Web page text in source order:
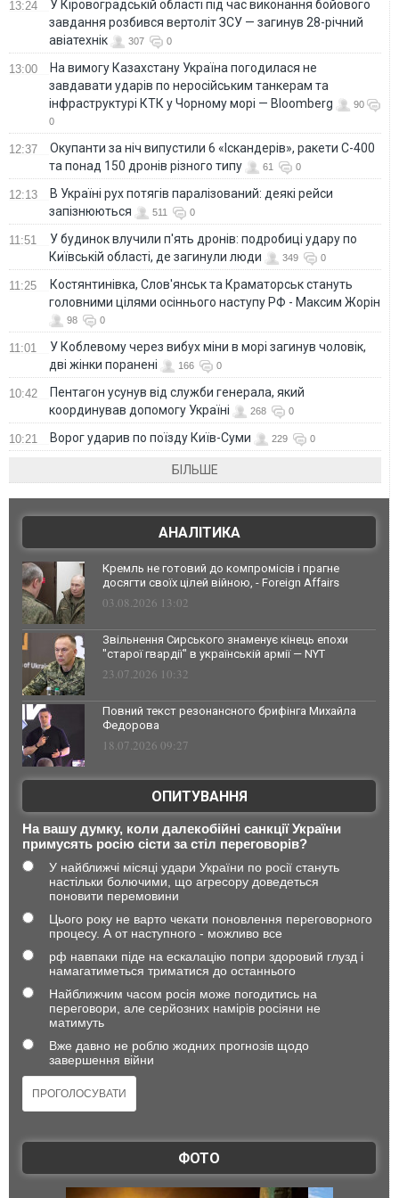
13:24
У Кіровоградській області під час виконання бойового
завдання розбився вертоліт ЗСУ — загинув 28-річний
авіатехнік
307 0
13:00
На вимогу Казахстану Україна погодилася не
завдавати ударів по неросійським танкерам та
інфраструктурі КТК у Чорному морі — Bloomberg
90
0
12:37
Окупанти за ніч випустили 6 «Іскандерів», ракети С-400
та понад 150 дронів різного типу
61 0
12:13
В Україні рух потягів паралізований: деякі рейси
запізнюються
511 0
11:51
У будинок влучили п'ять дронів: подробиці удару по
Київській області, де загинули люди
349 0
11:25
Костянтинівка, Слов'янськ та Краматорськ стануть
головними цілями осіннього наступу РФ - Максим Жорін
98 0
11:01
У Коблевому через вибух міни в морі загинув чоловік,
дві жінки поранені
166 0
10:42
Пентагон усунув від служби генерала, який
координував допомогу Україні
268 0
10:21 Ворог ударив по поїзду Київ-Суми 229 0
БІЛЬШЕ
АНАЛІТИКА
Кремль не готовий до компромісів і прагне
досягти своїх цілей війною, - Foreign Affairs
03.08.2026 13:02
Звільнення Сирського знаменує кінець епохи
"старої гвардії" в українській армії — NYT
23.07.2026 10:32
Повний текст резонансного брифінга Михайла
Федорова
18.07.2026 09:27
ОПИТУВАННЯ
На вашу думку, коли далекобійні санкції України
примусять росію сісти за стіл переговорів?
У найближчі місяці удари України по росії стануть
настільки болючими, що агресору доведеться
поновити перемовини
Цього року не варто чекати поновлення переговорного
процесу. А от наступного - можливо все
рф навпаки піде на ескалацію попри здоровий глузд і
намагатиметься триматися до останнього
Найближчим часом росія може погодитись на
переговори, але серйозних намірів росіяни не
матимуть
Вже давно не роблю жодних прогнозів щодо
завершення війни
ФОТО